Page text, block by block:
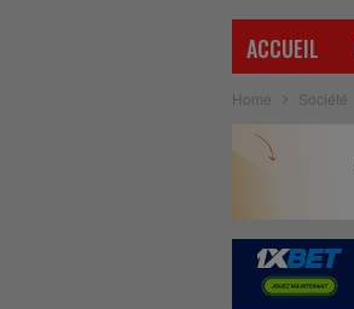
ACCUEIL
Home Société